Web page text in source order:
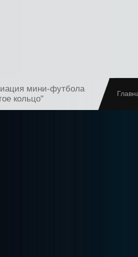
мини-футбола
кольцо"